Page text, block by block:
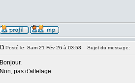
Posté le: Sam 21 Fév 26 à 03:53 Sujet du message:
Bonjour.
Non, pas d'attelage.